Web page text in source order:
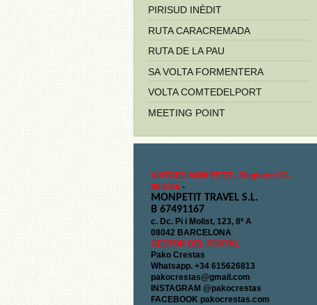
PIRISUD INÈDIT
RUTA CARACREMADA
RUTA DE LA PAU
SA VOLTA FORMENTERA
VOLTA COMTEDELPORT
MEETING POINT
VIATGES MON PETIT - Registre GC-
004105 -
MONPETIT TRAVEL S.L.
B 67491167
c. Dc. Pi i Molist, 123, 8º A
08042 BARCELONA
GESTOR DEL PORTAL
Pako Crestas
Whatsapp. +34 615626813
pakocrestas@gmail.com
INSTAGRAM @pakocrestas
FACEBOOK pakocrestas.com